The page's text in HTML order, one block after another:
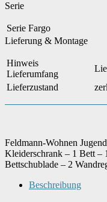
Serie
Serie Fargo
Lieferung & Montage
Hinweis
Lieferumfang
Lieferzustand
Feldmann-Wohnen
Kleiderschrank – 1 Bett –
Bettschublade – 2
Beschreibung